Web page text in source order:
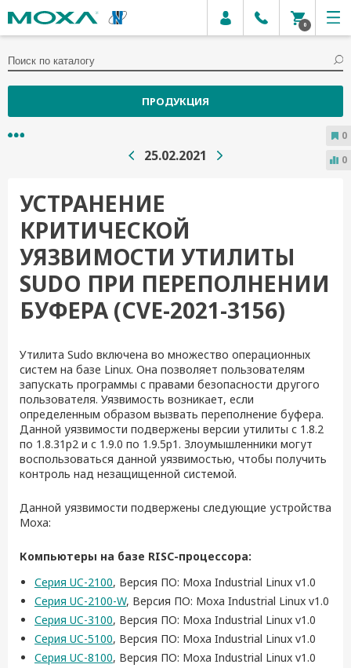
0
ПРОДУКЦИЯ
25.02.2021
УСТРАНЕНИЕ
КРИТИЧЕСКОЙ
УЯЗВИМОСТИ УТИЛИТЫ
SUDO ПРИ ПЕРЕПОЛНЕНИИ
БУФЕРА (CVE-2021-3156)
Утилита Sudo включена во множество операционных
систем на базе Linux. Она позволяет пользователям
запускать программы с правами безопасности другого
пользователя. Уязвимость возникает, если
определенным образом вызвать переполнение буфера.
Данной уязвимости подвержены версии утилиты с 1.8.2
по 1.8.31p2 и с 1.9.0 по 1.9.5p1. Злоумышленники могут
воспользоваться данной уязвимостью, чтобы получить
контроль над незащищенной системой.
Данной уязвимости подвержены следующие устройства
Moxa:
Компьютеры на базе RISC-процессора:
Серия UC-2100, Версия ПО: Moxa Industrial Linux v1.0
Серия UC-2100-W, Версия ПО: Moxa Industrial Linux v1.0
Серия UC-3100, Версия ПО: Moxa Industrial Linux v1.0
Серия UC-5100, Версия ПО: Moxa Industrial Linux v1.0
Серия UC-8100, Версия ПО: Moxa Industrial Linux v1.0
0
0